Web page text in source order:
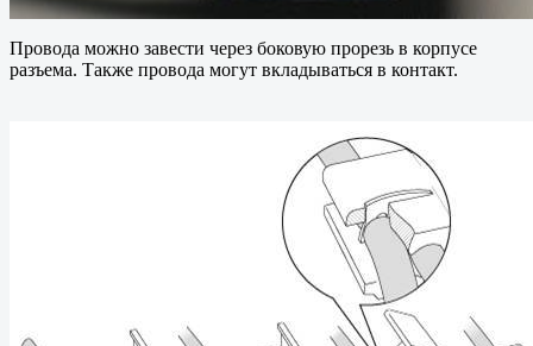
Провода можно завести через боковую прорезь в корпусе
разъема. Также провода могут вкладываться в контакт.